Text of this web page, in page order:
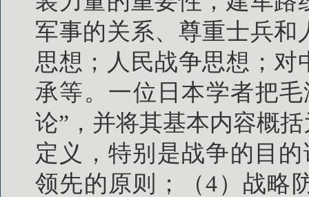
军事的关系、尊重士兵
思想；人民战争思想；
承等。一位日本学者把
论”，并将其基本内容概
定义，特别是战争的目
领先的原则；（4）战略